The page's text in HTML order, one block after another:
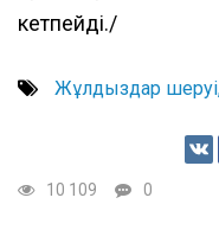
кетпейді./
Жұлдыздар шеруі
10 109 0